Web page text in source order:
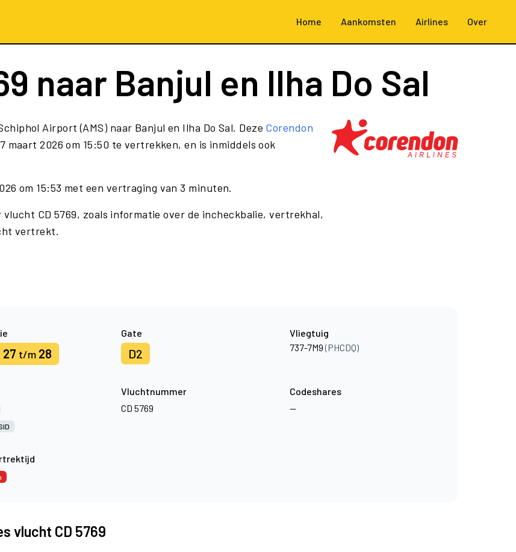
Home Aankomsten Airlines Over
naar Banjul en Ilha Do Sal
Airport (AMS) naar Banjul en Ilha Do Sal. Deze Corendon
maart 2026 om 15:50 te vertrekken, en is inmiddels ook
om 15:53 met een vertraging van 3 minuten.
CD 5769, zoals informatie over de incheckbalie, vertrekhal,
vertrekt.
27 t/m 28
Gate
D2
Vliegtuig
737-7M9(PHCDQ)
Vluchtnummer
CD 5769
Codeshares
—
vlucht CD 5769